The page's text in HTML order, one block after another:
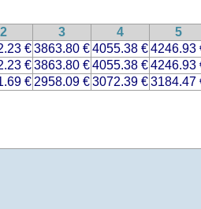
2 3 4 5
€3863.80 €4055.38 €4246.93
€3863.80 €4055.38 €4246.93
€ 2958.09 €3072.39 €3184.47